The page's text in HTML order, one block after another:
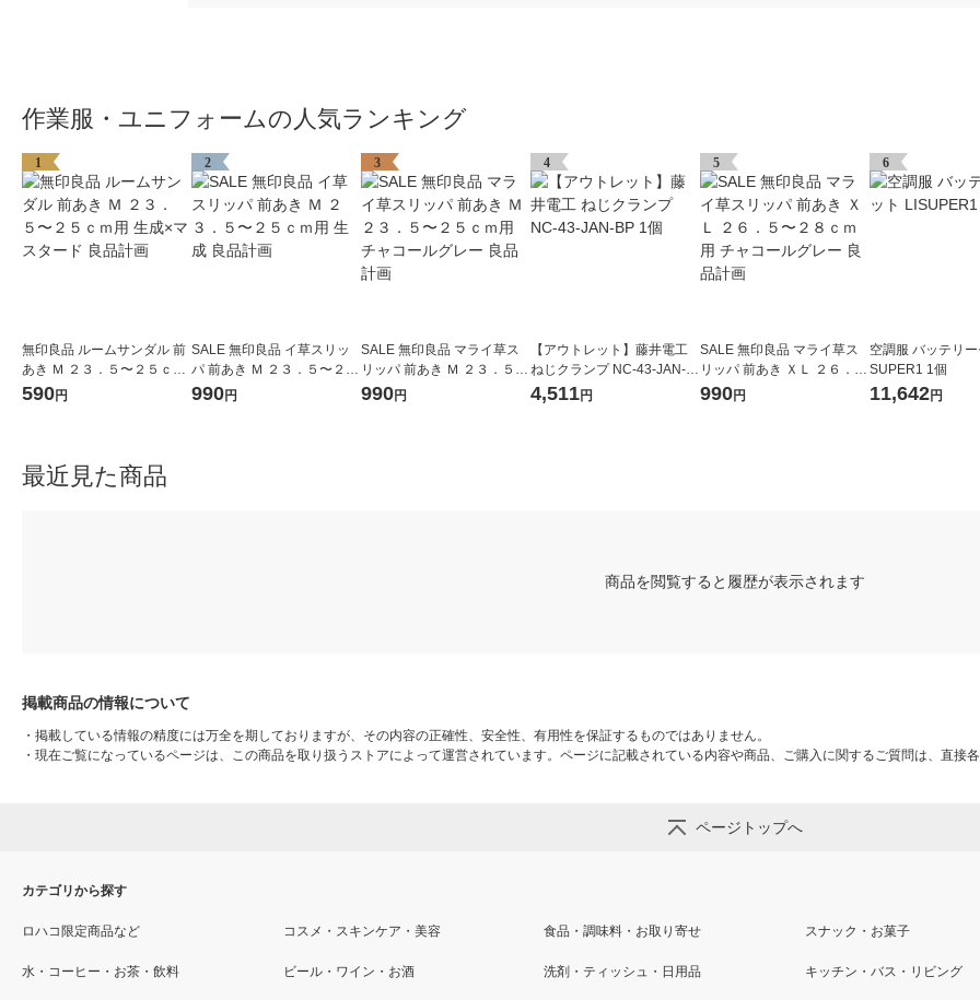
作業服・ユニフォームの人気ランキング
1
無印良品 ルームサンダル 前
あき Ｍ ２３．５〜２５ｃｍ
用 生成×マスタード 良品計
590円
2
SALE 無印良品 イ草スリッ
パ 前あき Ｍ ２３．５〜２５
ｃｍ用 生成 良品計画
990円
3
SALE 無印良品 マライ草ス
リッパ 前あき Ｍ ２３．５〜
２５ｃｍ用 チャコールグレ
990円
4
【アウトレット】藤井電工
ねじクランプ NC-43-JAN-B
P 1個
4,511円
5
SALE 無印良品 マライ草ス
リッパ 前あき ＸＬ ２６．
５〜２８ｃｍ用 チャコール
990円
6
空調服 バッテリー
SUPER1 1個
11,642円
最近見た商品
商品を閲覧すると履歴が表示されます
掲載商品の情報について
・ 掲載している情報の精度には万全を期しておりますが、その内容の正確性、安全性、有用性を保証するものではありません。
・ 現在ご覧になっているページは、この商品を取り扱うストアによって運営されています。ページに記載されている内容や商品、ご購入に関するご質問は、直接
ページトップへ
カテゴリから探す
ロハコ限定商品など コスメ・スキンケア・美容 食品・調味料・お取り寄せ スナック・お菓子
水・コーヒー・お茶・飲料 ビール・ワイン・お酒 洗剤・ティッシュ・日用品 キッチン・バス・リビング